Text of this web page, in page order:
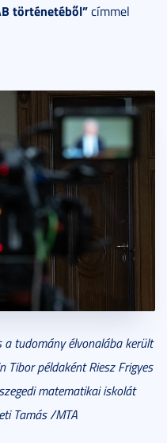
történetéből”címmel
a tudomány élvonalába került
Tibor példaként Riesz Frigyes
matematikai iskolát
Tamás /MTA